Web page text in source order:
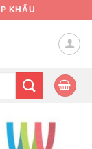
KHẨU